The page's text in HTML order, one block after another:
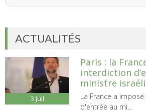
ACTUALITÉS
3 Juil
Paris : la
interdiction
ministre
La France a
d'entrée au mi...